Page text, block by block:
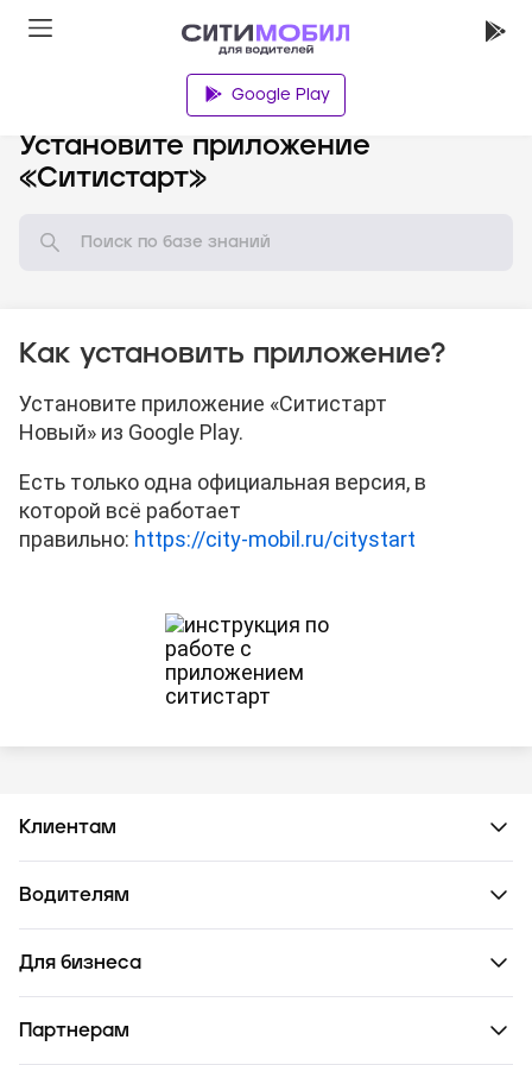
Google Play
Установите приложение
«Ситистарт»
Как установить приложение?
Установите приложение «Ситистарт
Новый» из Google Play.
Есть только одна официальная версия, в
которой всё работает
правильно: https://city-mobil.ru/citystart
Клиентам
Водителям
Для бизнеса
Партнерам